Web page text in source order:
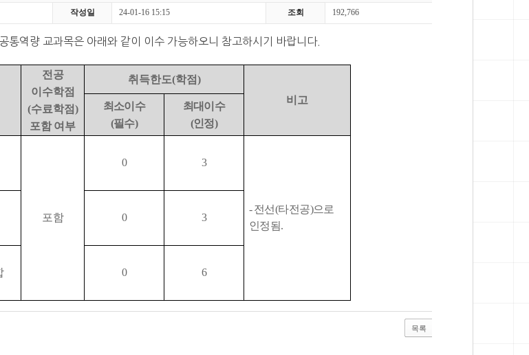
작성일 24-01-16 15:15 조회 192,766
통역량 교과목은 아래와 같이 이수 가능하오니 참고하시기 바랍니다.
전공
이수학점
(수료학점)
포함 여부
취득한도(학점)
비고
최소이수
(필수)
최대이수
(인정)
포함
0 3
-전선(타전공)으로
인정됨.
0 3
0 6
목록